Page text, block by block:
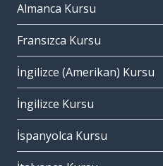
Almanca Kursu
Fransızca Kursu
İngilizce (Amerikan) Kursu
İngilizce Kursu
İspanyolca Kursu